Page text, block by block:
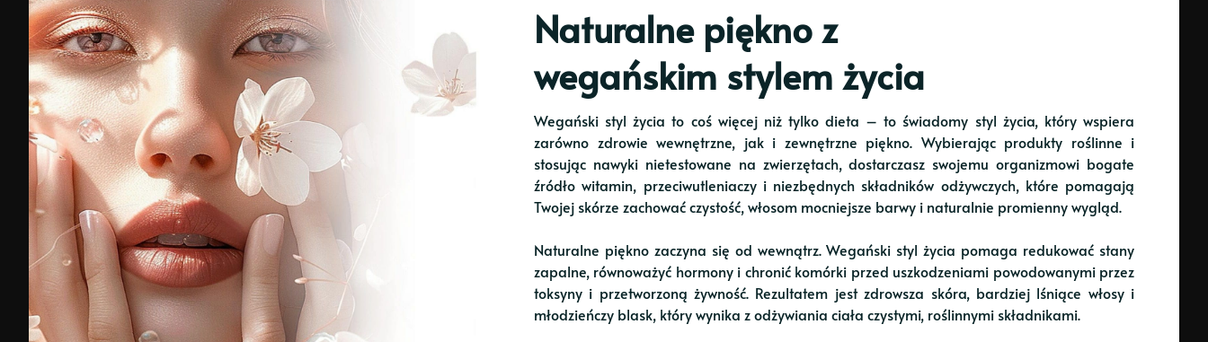
Naturalne piękno z
wegańskim stylem życia
Wegański styl życia to coś więcej niż tylko dieta – to świadomy styl życia, który wspiera
zarówno zdrowie wewnętrzne, jak i zewnętrzne piękno. Wybierając produkty roślinne i
stosując nawyki nietestowane na zwierzętach, dostarczasz swojemu organizmowi bogate
źródło witamin, przeciwutleniaczy i niezbędnych składników odżywczych, które pomagają
Twojej skórze zachować czystość, włosom mocniejsze barwy i naturalnie promienny wygląd.
Naturalne piękno zaczyna się od wewnątrz. Wegański styl życia pomaga redukować stany
zapalne, równoważyć hormony i chronić komórki przed uszkodzeniami powodowanymi przez
toksyny i przetworzoną żywność. Rezultatem jest zdrowsza skóra, bardziej lśniące włosy i
młodzieńczy blask, który wynika z odżywiania ciała czystymi, roślinnymi składnikami.